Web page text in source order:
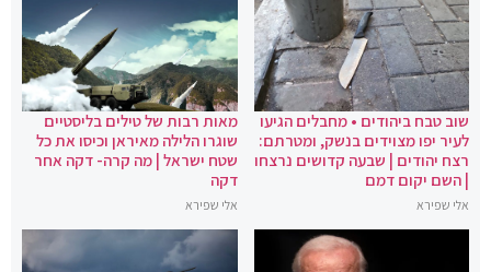
שוב טבח ביהודים • מחבלים הגיעו
לעיר יפו מצוידים בנשק, ומטרתם:
רצח יהודים | שבעה קדושים נרצחו
| השם יקום דמם
אלי שפירא
מאות רבות של טילים בליסטיים
שוגרו הלילה מאיראן וכיסו את כל
שטח ישראל | מה קרה- דקה אחר
דקה
אלי שפירא